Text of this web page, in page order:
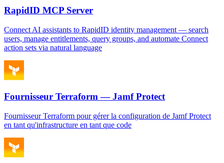
RapidID MCP Server
Connect AI assistants to RapidID identity management — search
users, manage entitlements, query groups, and automate Connect
action sets via natural language
Fournisseur Terraform — Jamf Protect
Fournisseur Terraform pour gérer la configuration de Jamf Protect
en tant qu'infrastructure en tant que code